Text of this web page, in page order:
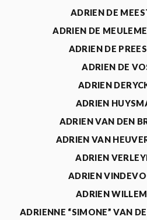
ADRIEN DE
ADRIEN DE
ADRIEN DE
ADRIEN DE
ADRIEN
ADRIEN
ADRIEN VAN DEN
ADRIEN VAN
ADRIEN
ADRIEN
ADRIEN
ADRIENNE “SIMONE” VAN